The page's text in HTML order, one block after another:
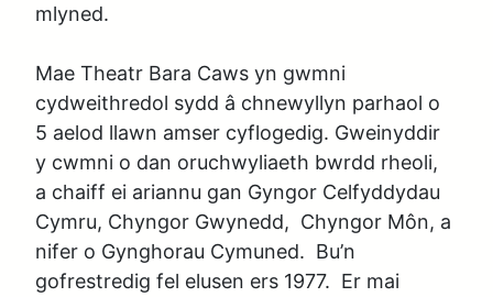
mlyned.
Mae Theatr Bara Caws yn gwmni
cydweithredol sydd â chnewyllyn parhaol o
5 aelod llawn amser cyflogedig. Gweinyddir
y cwmni o dan oruchwyliaeth bwrdd rheoli,
a chaiff ei ariannu gan Gyngor Celfyddydau
Cymru, Chyngor Gwynedd,  Chyngor Môn, a
nifer o Gynghorau Cymuned.  Bu’n
gofrestredig fel elusen ers 1977.  Er mai